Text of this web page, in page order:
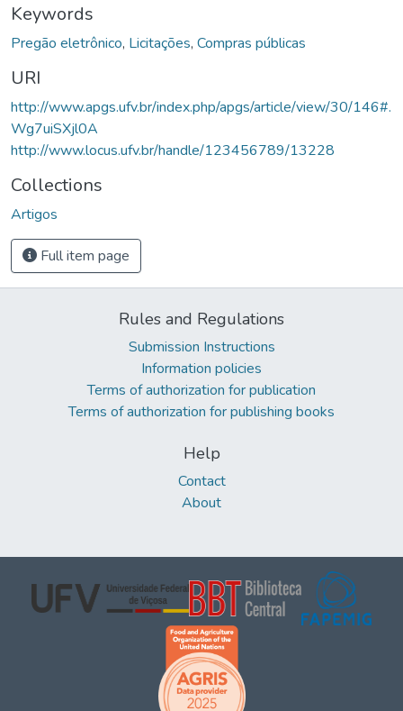
Keywords
Pregão eletrônico, Licitações, Compras públicas
URI
http://www.apgs.ufv.br/index.php/apgs/article/view/30/146#.
Wg7uiSXjl0A
http://www.locus.ufv.br/handle/123456789/13228
Collections
Artigos
Full item page
Rules and Regulations
Submission Instructions
Information policies
Terms of authorization for publication
Terms of authorization for publishing books
Help
Contact
About